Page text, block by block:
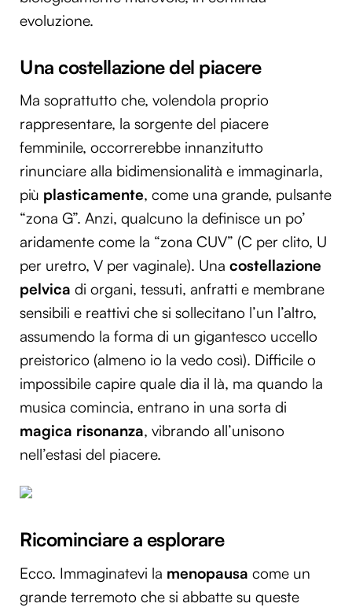
evoluzione.
Una costellazione del piacere
Ma soprattutto che, volendola proprio
rappresentare, la sorgente del piacere
femminile, occorrerebbe innanzitutto
rinunciare alla bidimensionalità e immaginarla,
più plasticamente, come una grande, pulsante
“zona G”. Anzi, qualcuno la definisce un po’
aridamente come la “zona CUV” (C per clito, U
per uretro, V per vaginale). Una costellazione
pelvica di organi, tessuti, anfratti e membrane
sensibili e reattivi che si sollecitano l’un l’altro,
assumendo la forma di un gigantesco uccello
preistorico (almeno io la vedo così). Difficile o
impossibile capire quale dia il là, ma quando la
musica comincia, entrano in una sorta di
magica risonanza, vibrando all’unisono
nell’estasi del piacere.
Ricominciare a esplorare
Ecco. Immaginatevi la menopausa come un
grande terremoto che si abbatte su queste